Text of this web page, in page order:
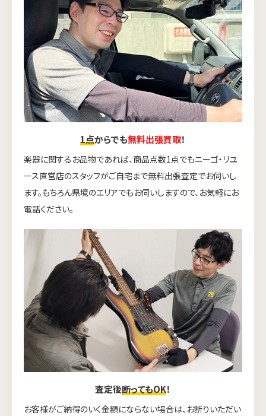
1点からでも無料出張買取！
楽器に関するお品物であれば、商品点数1点でもニーゴ・リユ
ース直営店のスタッフがご自宅まで無料出張査定でお伺いし
ます。もちろん県境のエリアでもお伺いしますので、お気軽にお
電話ください。
査定後断ってもOK！
お客様がご納得のいく金額にならない場合は、お断りいただい